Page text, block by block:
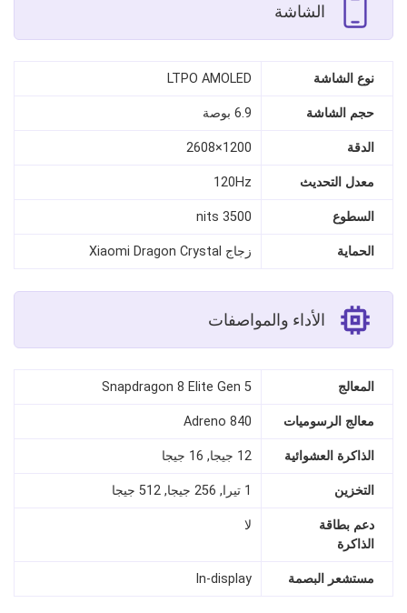
الشاشة
نوع الشاشة LTPO AMOLED
حجم الشاشة 6.9 بوصة
الدقة 1200×2608
معدل التحديث 120Hz
السطوع 3500 nits
الحماية زجاج Xiaomi Dragon Crystal
الأداء والمواصفات
المعالج Snapdragon 8 Elite Gen 5
معالج الرسوميات Adreno 840
الذاكرة العشوائية 12 جيجا, 16 جيجا
التخزين 1 تيرا, 256 جيجا, 512 جيجا
دعم بطاقة
الذاكرة
لا
مستشعر البصمة In-display